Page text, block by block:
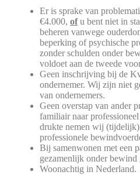
Er is sprake van
€4.000, of u bent niet in
beheren vanwege
beperking of psychische
zonder schulden onder
voldoet aan de tweede
Geen inschrijving bij de
ondernemer. Wij zijn niet
van ondernemers.
Geen overstap van ander
familiair naar
drukte nemen wij (tijdelijk)
professionele
Bij samenwonen met een
gezamenlijk onder bewind
Woonachtig in Nederland.